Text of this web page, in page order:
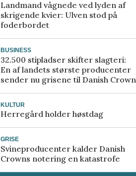
Landmand vågnede ved lyden af
skrigende kvier: Ulven stod på
foderbordet
BUSINESS
32.500 stipladser skifter slagteri:
En af landets største producenter
sender nu grisene til Danish Crown
KULTUR
Herregård holder høstdag
GRISE
Svineproducenter kalder Danish
Crowns notering en katastrofe